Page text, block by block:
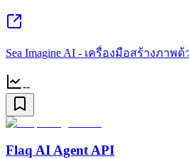
Sea Imagine AI - เครื่องมือสร้างภา
--
Flaq AI Agent API